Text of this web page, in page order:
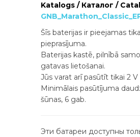
Katalogs / Каталог /
Šīs baterijas ir pieejamas
pieprasījuma.
Baterijas kastē, pilnībā
gatavas lietošanai.
Jūs varat arī pasūtīt tikai 2 V
Minimālais pasūtījuma
šūnas, 6 gab.
Эти батареи доступны